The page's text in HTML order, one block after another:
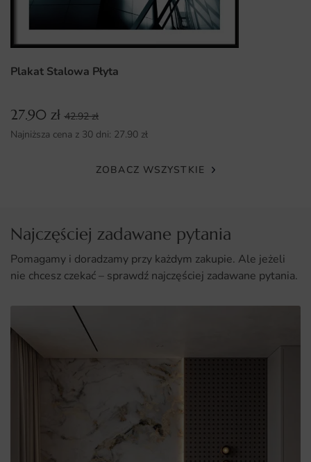
Plakat Stalowa Płyta
27.90 zł 42.92zł
Najniższa cena z 30 dni: 27.90 zł
ZOBACZ WSZYSTKIE
Najczęściej zadawane pytania
Pomagamy i doradzamy przy każdym zakupie. Ale jeżeli
nie chcesz czekać – sprawdź najczęściej zadawane pytania.